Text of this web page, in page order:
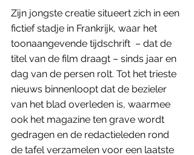
Zijn jongste creatie situeert zich in een
fictief stadje in Frankrijk, waar het
toonaangevende tijdschrift  – dat de
titel van de film draagt – sinds jaar en
dag van de persen rolt. Tot het trieste
nieuws binnenloopt dat de bezieler
van het blad overleden is, waarmee
ook het magazine ten grave wordt
gedragen en de redactieleden rond
de tafel verzamelen voor een laatste